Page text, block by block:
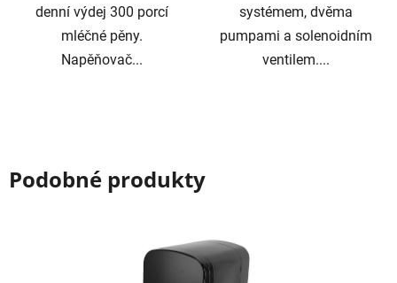
denní výdej 300 porcí
mléčné pěny.
Napěňovač...
systémem, dvěma
pumpami a solenoidním
ventilem....
Podobné produkty